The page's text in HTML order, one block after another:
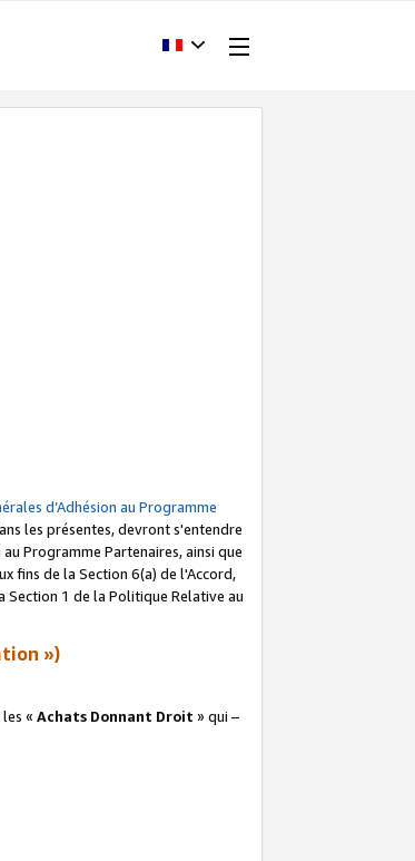
d’Adhésion au Programme
les présentes, devront s'entendre
Programme Partenaires, ainsi que
fins de la Section 6(a) de l'Accord,
Section 1 de la Politique Relative au
»)
« Achats Donnant Droit » qui –